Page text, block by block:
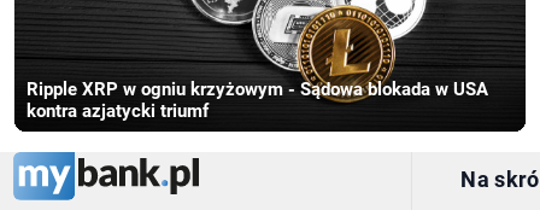
Ripple XRP w ogniu krzyżowym - Sądowa blokada w USA
kontra azjatycki triumf
Na